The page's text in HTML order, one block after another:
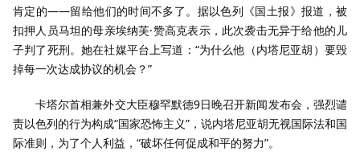
肯定的——留给他们的时间不多了。据以色列《国土报》报道，被
扣押人员马坦的母亲埃纳芙·赞高克表示，此次袭击无异于给他的儿
子判了死刑。她在社媒平台上写道：“为什么他（内塔尼亚胡）要毁
掉每一次达成协议的机会？”
卡塔尔首相兼外交大臣穆罕默德9日晚召开新闻发布会，强烈谴
责以色列的行为构成“国家恐怖主义”，说内塔尼亚胡无视国际法和国
际准则，为了个人利益，“破坏任何促成和平的努力”。